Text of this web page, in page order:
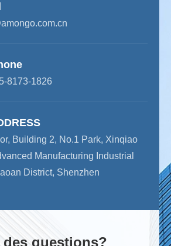
8173-1826
Building 2, No.1 Park, Xinqiao
Manufacturing Industrial
District, Shenzhen
des questions?